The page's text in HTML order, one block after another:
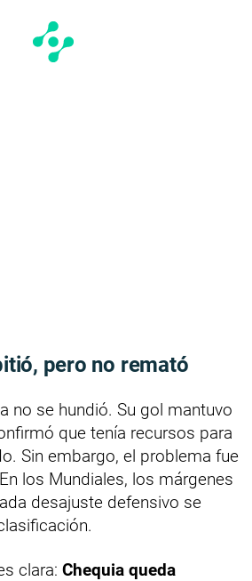
pero no remató
no se hundió. Su gol mantuvo
que tenía recursos para
Sin embargo, el problema fue
los Mundiales, los márgenes
desajuste defensivo se
clara: Chequia queda